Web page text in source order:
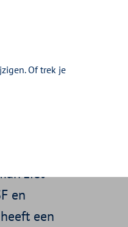
ziet
en
een
Of trek je